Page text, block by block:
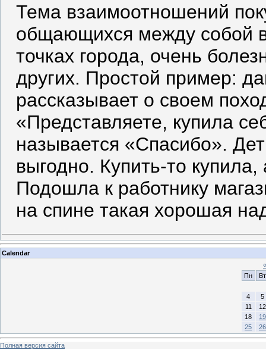
Тема взаимоотношений
общающихся между собой
точках города, очень
других. Простой пример:
рассказывает о своем
«Представляете, купила
называется «Спасибо».
выгодно. Купить-то
Подошла к работнику
на спине такая хорошая
Calendar
«
Пн
Вт
4
5
11
12
18
19
25
26
Полная версия сайта